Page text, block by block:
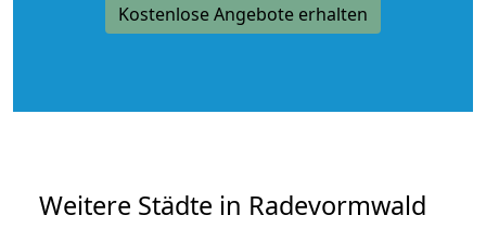
Kostenlose Angebote erhalten
Weitere Städte in Radevormwald